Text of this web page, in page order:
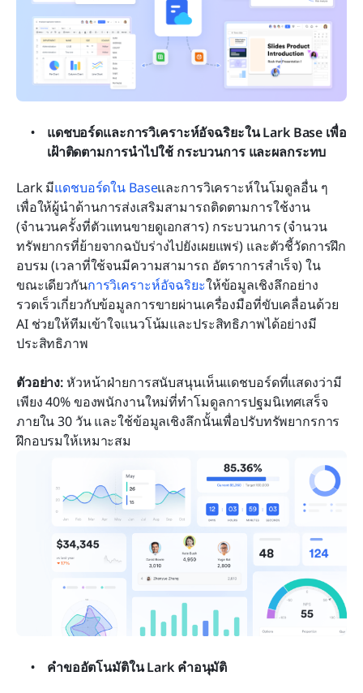
แดชบอร์ดและการวิเคราะห์อัจฉริยะใน Lark Base เพื่อ
เฝ้าติดตามการนำไปใช้ กระบวนการ และผลกระทบ
Lark มีแดชบอร์ดใน Baseและการวิเคราะห์ในโมดูลอื่น ๆ
เพื่อให้ผู้นำด้านการส่งเสริมสามารถติดตามการใช้งาน
(จำนวนครั้งที่ตัวแทนขายดูเอกสาร) กระบวนการ (จำนวน
ทรัพยากรที่ย้ายจากฉบับร่างไปยังเผยแพร่) และตัวชี้วัดการฝึก
อบรม (เวลาที่ใช้จนมีความสามารถ อัตราการสำเร็จ) ใน
ขณะเดียวกันการวิเคราะห์อัจฉริยะให้ข้อมูลเชิงลึกอย่าง
รวดเร็วเกี่ยวกับข้อมูลการขายผ่านเครื่องมือที่ขับเคลื่อนด้วย
AI ช่วยให้ทีมเข้าใจแนวโน้มและประสิทธิภาพได้อย่างมี
ประสิทธิภาพ
ตัวอย่าง: หัวหน้าฝ่ายการสนับสนุนเห็นแดชบอร์ดที่แสดงว่ามี
เพียง 40% ของพนักงานใหม่ที่ทำโมดูลการปฐมนิเทศเสร็จ
ภายใน 30 วัน และใช้ข้อมูลเชิงลึกนั้นเพื่อปรับทรัพยากรการ
ฝึกอบรมให้เหมาะสม
คำขออัตโนมัติใน Lark คำอนุมัติ